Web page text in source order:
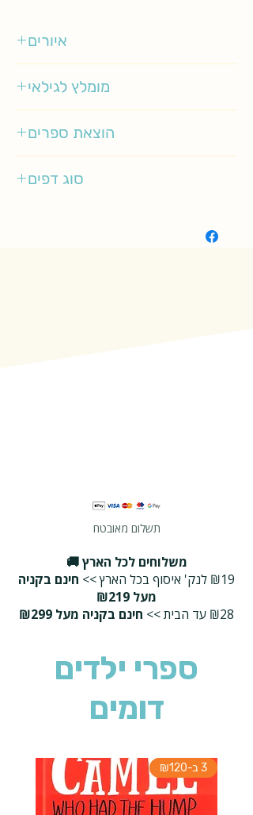
איורים
מומלץ לגילאי
הוצאת ספרים
סוג דפים
תשלום מאובטח
משלוחים לכל הארץ 🚚
₪19 לנק' איסוף בכל הארץ >>
חינם בקניה
מעל ₪219
₪28 עד הבית >>
חינם בקניה מעל ₪299
ספרי ילדים
דומים
3 ב-₪120